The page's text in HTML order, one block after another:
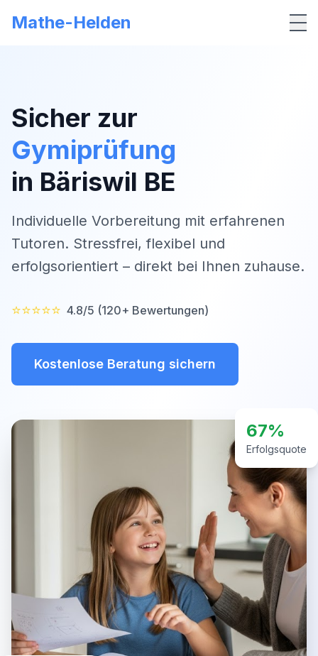
Mathe-Helden
Sicher zur
Gymiprüfung
in Bäriswil BE
Individuelle Vorbereitung mit erfahrenen
Tutoren. Stressfrei, flexibel und
erfolgsorientiert – direkt bei Ihnen zuhause.
⭐⭐⭐⭐⭐ 4.8/5 (120+ Bewertungen)
Kostenlose Beratung sichern
67%
Erfolgsquote